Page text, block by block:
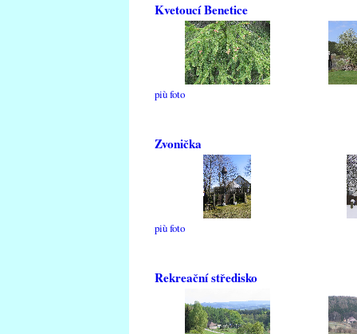
Kvetoucí Benetice
più foto
Zvonička
più foto
Rekreační středisko